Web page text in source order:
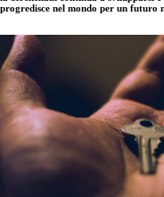
progredisce nel mondo per un futuro